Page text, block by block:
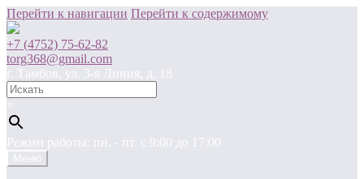
Перейти к навигации Перейти к содержимому
+7 (4752) 75-62-82
torg368@gmail.com
г. Тамбов, ул. 3-я Линия, д. 18
×
Режим работы: пн. - пт. c 9:00 до 17:00
Меню